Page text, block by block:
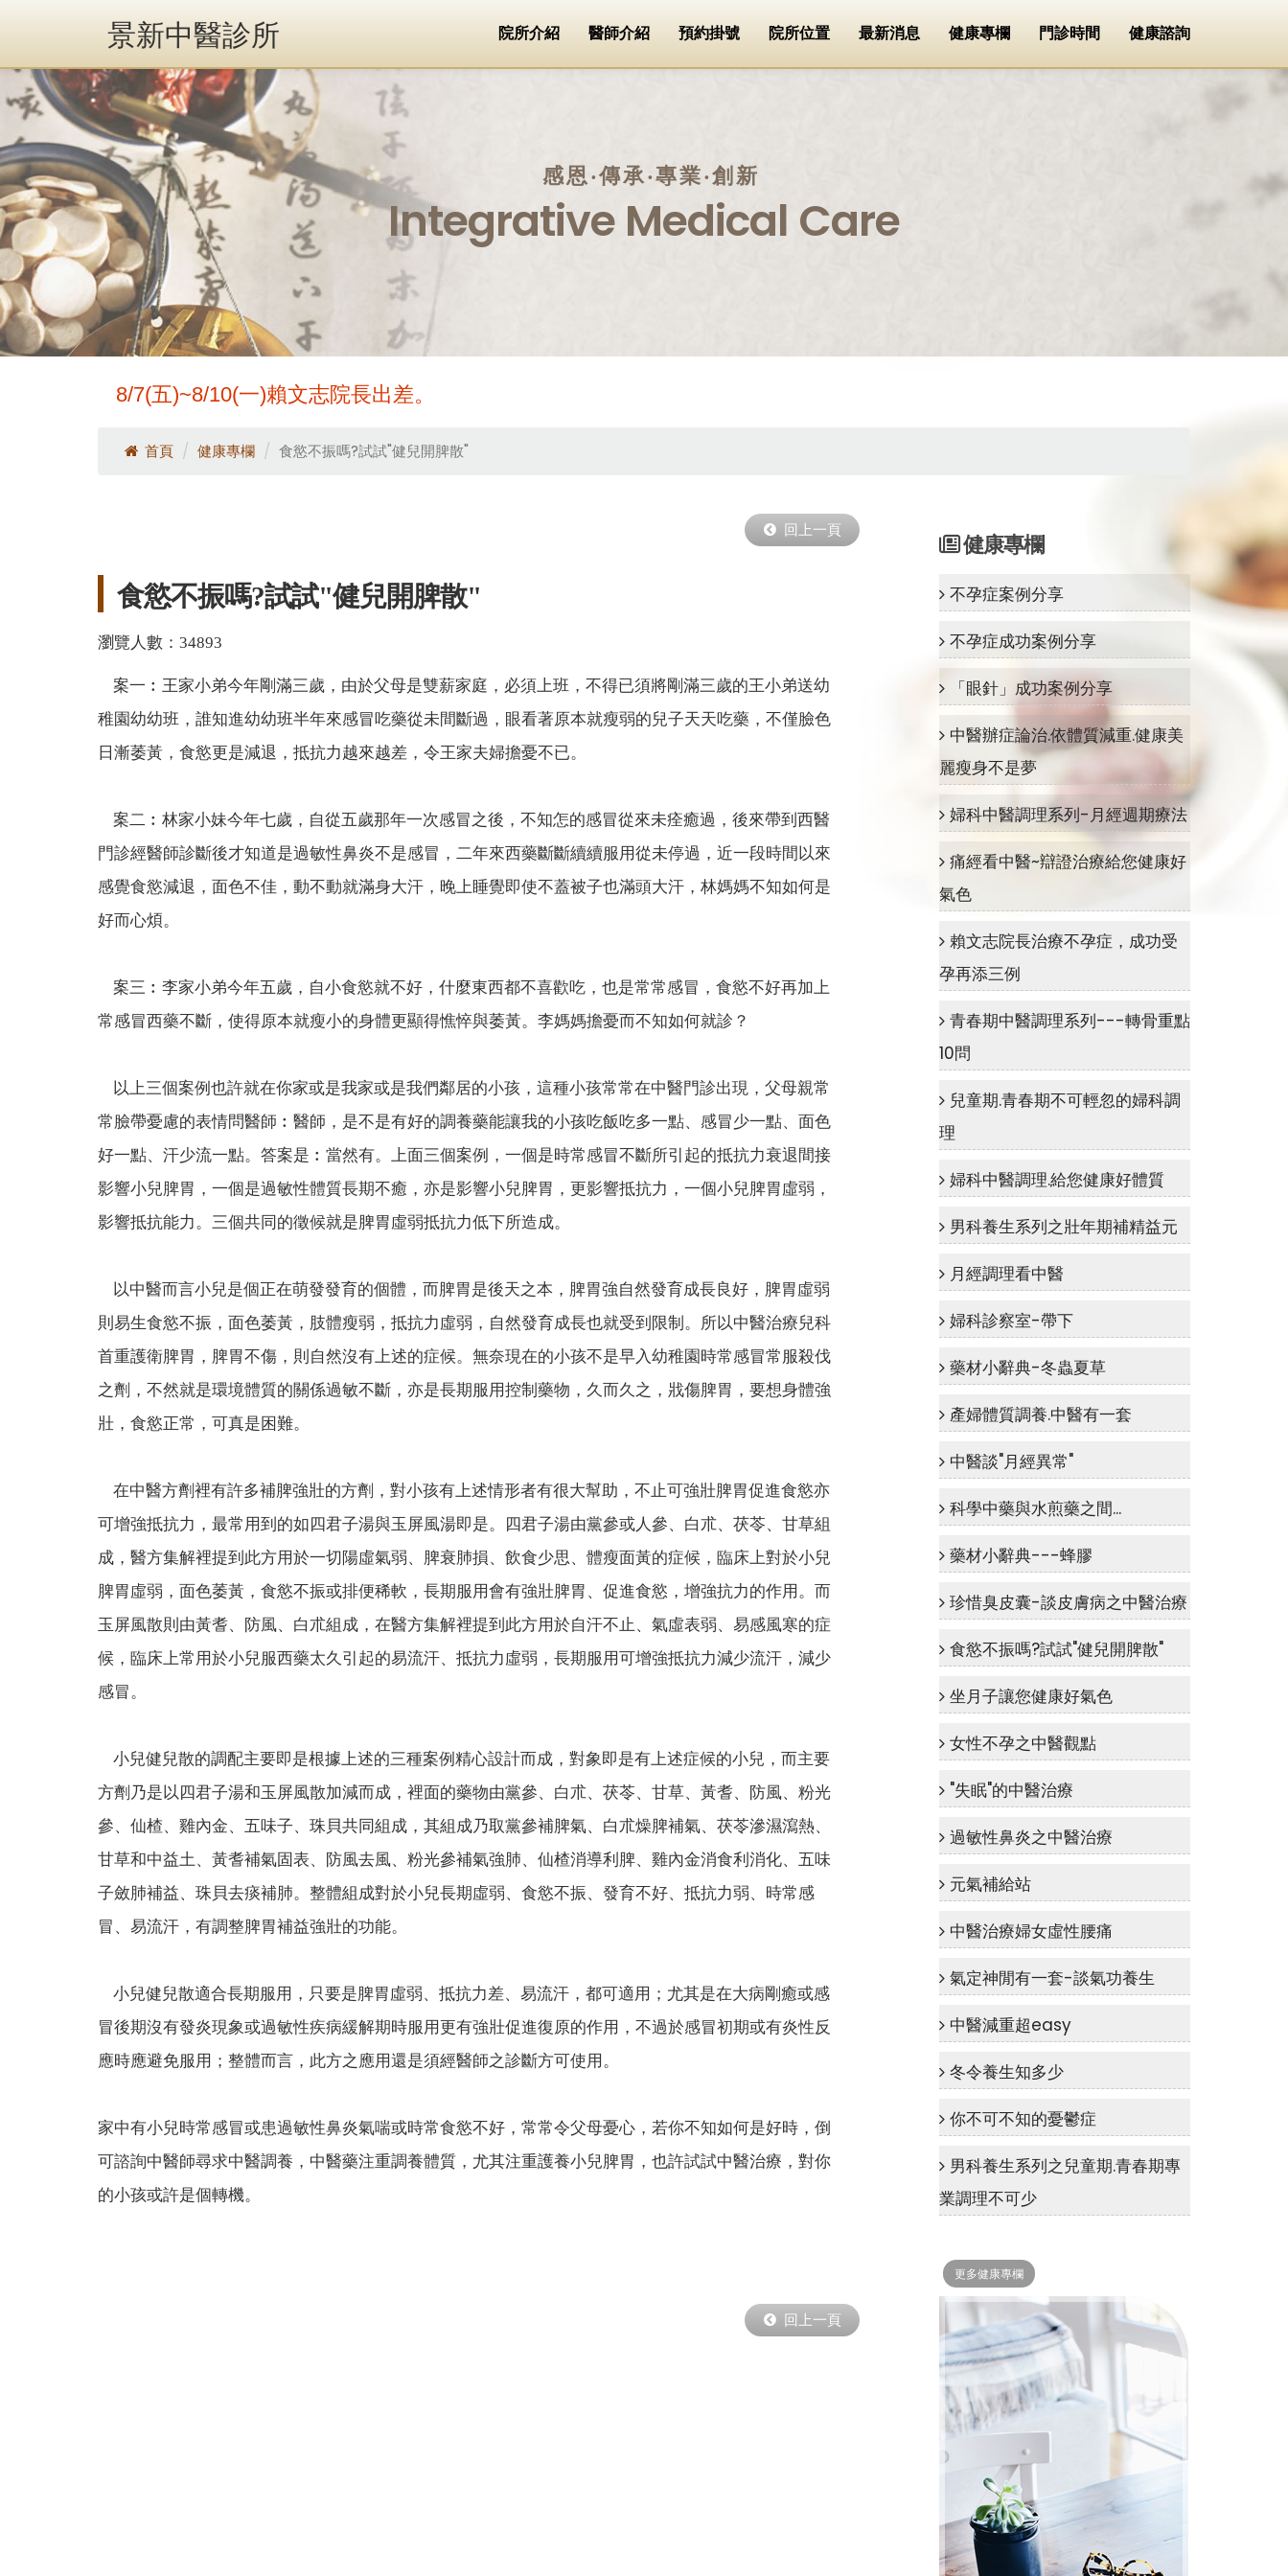
景新中醫診所 院所介紹 醫師介紹 預約掛號 院所位置 最新消息 健康專欄 門診時間 健康諮詢
感恩‧傳承‧專業‧創新
Integrative Medical Care
8/7(五)~8/10(一)賴文志院長出差。
首頁 健康專欄 食慾不振嗎?試試"健兒開脾散"
回上一頁
食慾不振嗎?試試"健兒開脾散"
瀏覽人數：34893
案一︰王家小弟今年剛滿三歲，由於父母是雙薪家庭，必須上班，不得已須將剛滿三歲的王小弟送幼
稚園幼幼班，誰知進幼幼班半年來感冒吃藥從未間斷過，眼看著原本就瘦弱的兒子天天吃藥，不僅臉色
日漸萎黃，食慾更是減退，抵抗力越來越差，令王家夫婦擔憂不已。
案二︰林家小妹今年七歲，自從五歲那年一次感冒之後，不知怎的感冒從來未痊癒過，後來帶到西醫
門診經醫師診斷後才知道是過敏性鼻炎不是感冒，二年來西藥斷斷續續服用從未停過，近一段時間以來
感覺食慾減退，面色不佳，動不動就滿身大汗，晚上睡覺即使不蓋被子也滿頭大汗，林媽媽不知如何是
好而心煩。
案三︰李家小弟今年五歲，自小食慾就不好，什麼東西都不喜歡吃，也是常常感冒，食慾不好再加上
常感冒西藥不斷，使得原本就瘦小的身體更顯得憔悴與萎黃。李媽媽擔憂而不知如何就診？
以上三個案例也許就在你家或是我家或是我們鄰居的小孩，這種小孩常常在中醫門診出現，父母親常
常臉帶憂慮的表情問醫師︰醫師，是不是有好的調養藥能讓我的小孩吃飯吃多一點、感冒少一點、面色
好一點、汗少流一點。答案是︰當然有。上面三個案例，一個是時常感冒不斷所引起的抵抗力衰退間接
影響小兒脾胃，一個是過敏性體質長期不癒，亦是影響小兒脾胃，更影響抵抗力，一個小兒脾胃虛弱，
影響抵抗能力。三個共同的徵候就是脾胃虛弱抵抗力低下所造成。
以中醫而言小兒是個正在萌發發育的個體，而脾胃是後天之本，脾胃強自然發育成長良好，脾胃虛弱
則易生食慾不振，面色萎黃，肢體瘦弱，抵抗力虛弱，自然發育成長也就受到限制。所以中醫治療兒科
首重護衛脾胃，脾胃不傷，則自然沒有上述的症候。無奈現在的小孩不是早入幼稚園時常感冒常服殺伐
之劑，不然就是環境體質的關係過敏不斷，亦是長期服用控制藥物，久而久之，戕傷脾胃，要想身體強
壯，食慾正常，可真是困難。
在中醫方劑裡有許多補脾強壯的方劑，對小孩有上述情形者有很大幫助，不止可強壯脾胃促進食慾亦
可增強抵抗力，最常用到的如四君子湯與玉屏風湯即是。四君子湯由黨參或人參、白朮、茯苓、甘草組
成，醫方集解裡提到此方用於一切陽虛氣弱、脾衰肺損、飲食少思、體瘦面黃的症候，臨床上對於小兒
脾胃虛弱，面色萎黃，食慾不振或排便稀軟，長期服用會有強壯脾胃、促進食慾，增強抗力的作用。而
玉屏風散則由黃耆、防風、白朮組成，在醫方集解裡提到此方用於自汗不止、氣虛表弱、易感風寒的症
候，臨床上常用於小兒服西藥太久引起的易流汗、抵抗力虛弱，長期服用可增強抵抗力減少流汗，減少
感冒。
小兒健兒散的調配主要即是根據上述的三種案例精心設計而成，對象即是有上述症候的小兒，而主要
方劑乃是以四君子湯和玉屏風散加減而成，裡面的藥物由黨參、白朮、茯苓、甘草、黃耆、防風、粉光
參、仙楂、雞內金、五味子、珠貝共同組成，其組成乃取黨參補脾氣、白朮燥脾補氣、茯苓滲濕瀉熱、
甘草和中益土、黃耆補氣固表、防風去風、粉光參補氣強肺、仙楂消導利脾、雞內金消食利消化、五味
子斂肺補益、珠貝去痰補肺。整體組成對於小兒長期虛弱、食慾不振、發育不好、抵抗力弱、時常感
冒、易流汗，有調整脾胃補益強壯的功能。
小兒健兒散適合長期服用，只要是脾胃虛弱、抵抗力差、易流汗，都可適用；尤其是在大病剛癒或感
冒後期沒有發炎現象或過敏性疾病緩解期時服用更有強壯促進復原的作用，不過於感冒初期或有炎性反
應時應避免服用；整體而言，此方之應用還是須經醫師之診斷方可使用。
家中有小兒時常感冒或患過敏性鼻炎氣喘或時常食慾不好，常常令父母憂心，若你不知如何是好時，倒
可諮詢中醫師尋求中醫調養，中醫藥注重調養體質，尤其注重護養小兒脾胃，也許試試中醫治療，對你
的小孩或許是個轉機。
回上一頁
健康專欄
不孕症案例分享
不孕症成功案例分享
「眼針」成功案例分享
中醫辦症論治.依體質減重.健康美
麗瘦身不是夢
婦科中醫調理系列-月經週期療法
痛經看中醫~辯證治療給您健康好
氣色
賴文志院長治療不孕症，成功受
孕再添三例
青春期中醫調理系列---轉骨重點
10問
兒童期.青春期不可輕忽的婦科調
理
婦科中醫調理.給您健康好體質
男科養生系列之壯年期補精益元
月經調理看中醫
婦科診察室-帶下
藥材小辭典-冬蟲夏草
產婦體質調養.中醫有一套
中醫談"月經異常"
科學中藥與水煎藥之間...
藥材小辭典---蜂膠
珍惜臭皮囊-談皮膚病之中醫治療
食慾不振嗎?試試"健兒開脾散"
坐月子讓您健康好氣色
女性不孕之中醫觀點
"失眠"的中醫治療
過敏性鼻炎之中醫治療
元氣補給站
中醫治療婦女虛性腰痛
氣定神閒有一套-談氣功養生
中醫減重超easy
冬令養生知多少
你不可不知的憂鬱症
男科養生系列之兒童期.青春期專
業調理不可少
更多健康專欄